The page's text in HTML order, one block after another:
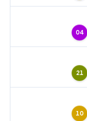
04
21
10